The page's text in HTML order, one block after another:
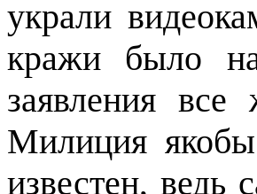
украли
кражи было
заявления
Милиция
известен,